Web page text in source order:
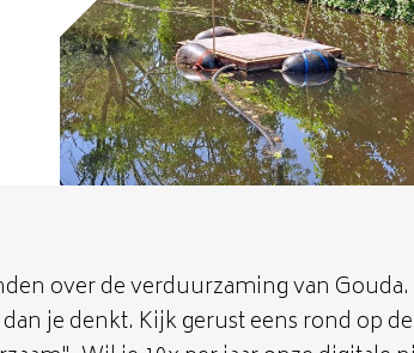
over de verduurzaming van
je denkt. Kijk gerust eens rond op